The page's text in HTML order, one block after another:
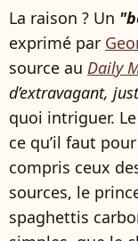
La raison ? Un
exprimé par
source au Daily
d’extravagant,
quoi intriguer.
ce qu’il faut
compris ceux
sources, le
spaghettis